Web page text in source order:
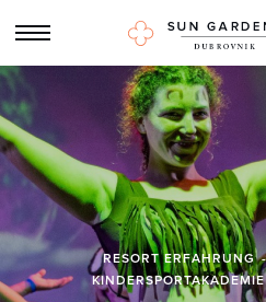
RESORT ERFAHRUNG
KINDERSPORTAKADEMIE